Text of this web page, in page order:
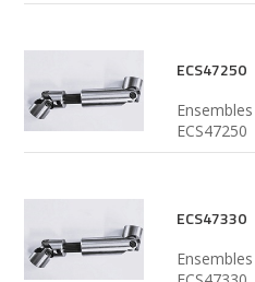
ECS47250
ECS47250
ECS47330